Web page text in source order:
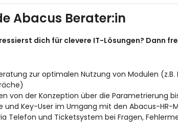
Abacus Berater:in
dich für clevere IT-Lösungen? Dann
zur optimalen Nutzung von Modulen
von der Konzeption über die Parametrierung
und Key-User im Umgang mit den Abacus-HR-
Telefon und Ticketsystem bei Fragen,